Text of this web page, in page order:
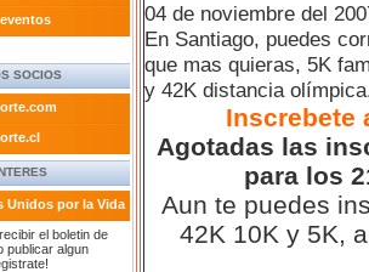
SOCIOS
Unidos por la Vida
el boletin de
publicar algun
04 de noviembre del
En Santiago, puedes
que mas quieras, 5K
y 42K distancia
Inscrebete
Agotadas las
para los
Aun te puedes
42K 10K y 5K,